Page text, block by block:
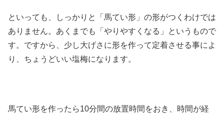
といっても、しっかりと「馬てい形」の形がつくわけでは
ありません。あくまでも「やりやすくなる」というもので
す。ですから、少し大げさに形を作って定着させる事によ
り、ちょうどいい塩梅になります。
馬てい形を作ったら10分間の放置時間をおき、時間が経